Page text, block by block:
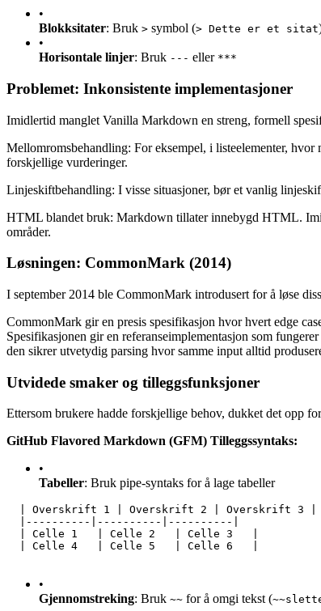
•
Blokksitater: Bruk > symbol (> Dette er et sitat
•
Horisontale linjer: Bruk --- eller ***
Problemet: Inkonsistente implementasjoner
Imidlertid manglet Vanilla Markdown en streng, formell
Mellomromsbehandling: For eksempel, i listeelementer,
forskjellige vurderinger.
Linjeskiftbehandling: I visse situasjoner, bør et vanlig
HTML blandet bruk: Markdown tillater innebygd HTML.
områder.
Løsningen: CommonMark (2014)
I september 2014 ble CommonMark introdusert for å løse
CommonMark gir en presis spesifikasjon hvor hvert edge
Spesifikasjonen gir en referanseimplementasjon som
den sikrer utvetydig parsing hvor samme input alltid
Utvidede smaker og tilleggsfunksjoner
Ettersom brukere hadde forskjellige behov, dukket det opp
GitHub Flavored Markdown (GFM) Tilleggssyntaks:
•
Tabeller: Bruk pipe-syntaks for å lage tabeller
  | Overskrift 1 | Overskrift 2 | Overskrift 3 |
  |----------|----------|----------|
  | Celle 1   | Celle 2   | Celle 3   |
  | Celle 4   | Celle 5   | Celle 6   |
•
Gjennomstreking: Bruk ~~ for å omgi tekst (